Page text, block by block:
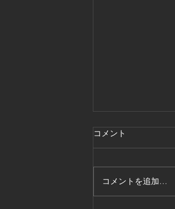
コメント
コメントを追加…